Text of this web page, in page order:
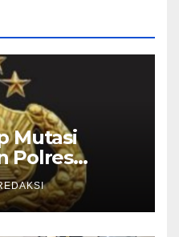
Mutasi
Polres
2026